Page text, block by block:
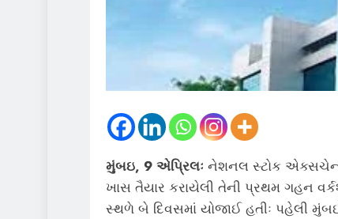
મુંબઇ, 9 એપ્રિલઃ નેશનલ સ્ટોક એક્સચેન્જ
ખાસ તૈયાર કરાયેલી તેની પ્રથમ ગહન
સ્થળે બે દિવસમાં યોજાઈ હતીઃ પહેલી